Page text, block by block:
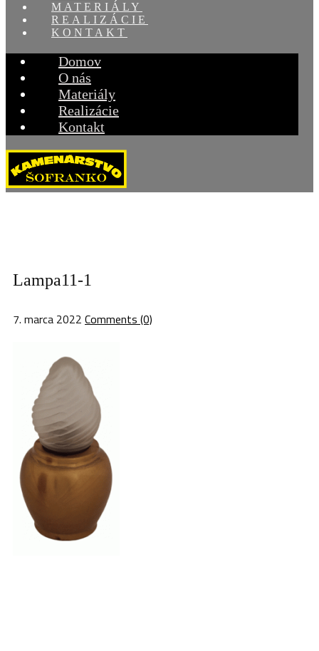
MATERIÁLY
REALIZÁCIE
KONTAKT
Domov
O nás
Materiály
Realizácie
Kontakt
Lampa11-1
7. marca 2022 Comments (0)